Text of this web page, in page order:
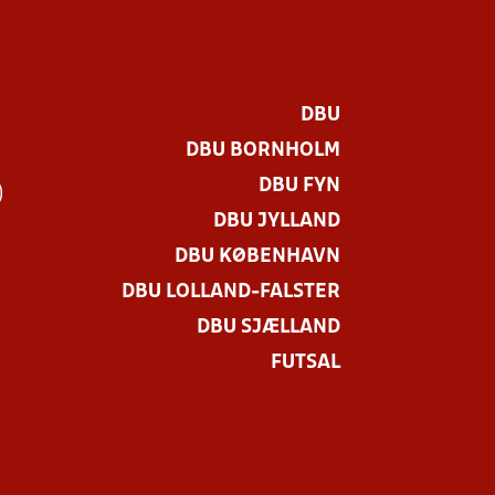
DBU
DBU BORNHOLM
DBU FYN
DBU JYLLAND
DBU KØBENHAVN
DBU LOLLAND-FALSTER
DBU SJÆLLAND
FUTSAL